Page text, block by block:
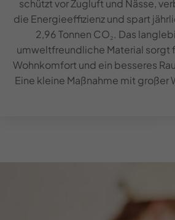
schützt vor Zugluft und Nässe,
die Energieeffizienz und spart
2,96 Tonnen CO₂. Das
umweltfreundliche Material sorgt
Wohnkomfort und ein besseres
Eine kleine Maßnahme mit großer